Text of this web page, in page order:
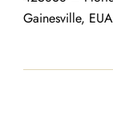
Gainesville, EUA